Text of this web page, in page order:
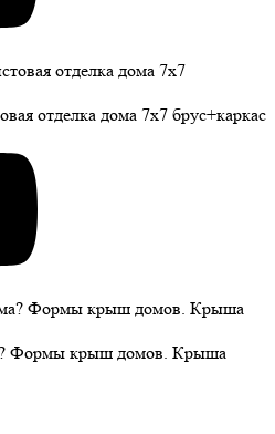
отделка дома 7х7 брус+каркас
Формы крыш домов. Крыша